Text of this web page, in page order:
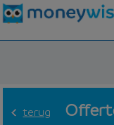
terug